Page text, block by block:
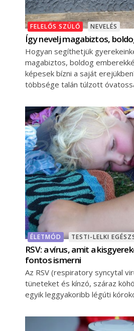
FELELŐS SZÜLŐ NEVELÉS
Így nevelj magabiztos,
Hogyan segíthetjük
magabiztos, boldog
képesek bízni a saját
többsége talán túlzott
ÉLETMÓD TESTI-LELKI
RSV: a vírus, amit a
fontos ismerni
Az RSV (respiratory syncytal
tüneteket és kínzó, száraz
egyik leggyakoribb légúti